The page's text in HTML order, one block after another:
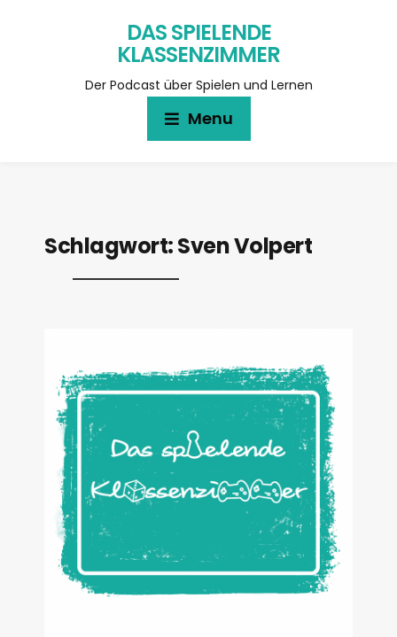
DAS SPIELENDE
KLASSENZIMMER
Der Podcast über Spielen und Lernen
Menu
Schlagwort:Sven Volpert